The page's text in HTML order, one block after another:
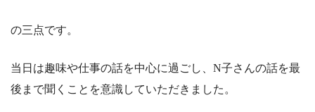
の三点です。
当日は趣味や仕事の話を中心に過ごし、N子さんの話を最
後まで聞くことを意識していただきました。